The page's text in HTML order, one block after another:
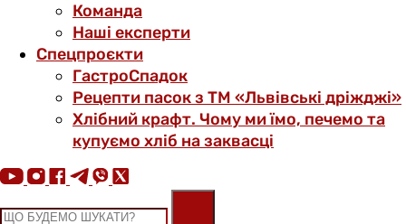
Команда
Наші експерти
Спецпроєкти
ГастроСпадок
Рецепти пасок з ТМ «Львівські дріжджі»
Хлібний крафт. Чому ми їмо, печемо та
купуємо хліб на заквасці